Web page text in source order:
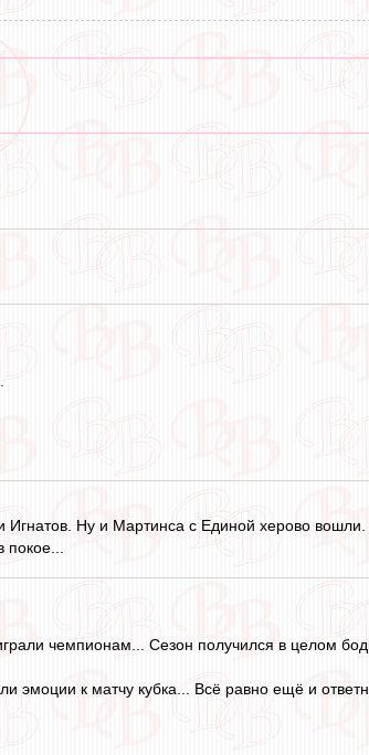
Ну и Мартинса с Единой херово вошли.
чемпионам... Сезон получился в целом
эмоции к матчу кубка... Всё равно ещё и